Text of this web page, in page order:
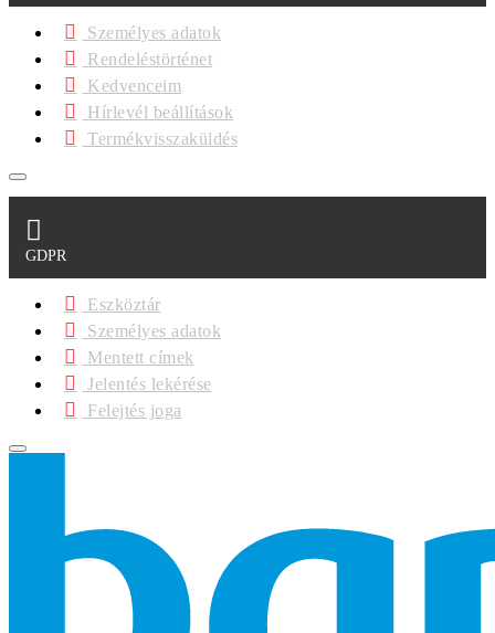
Személyes adatok
Rendeléstörténet
Kedvenceim
Hírlevél beállítások
Termékvisszaküldés
GDPR
Eszköztár
Személyes adatok
Mentett címek
Jelentés lekérése
Felejtés joga